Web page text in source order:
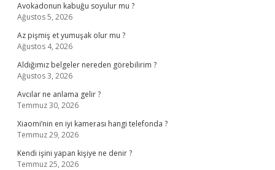
Avokadonun kabuğu soyulur mu ?
Ağustos 5, 2026
Az pişmiş et yumuşak olur mu ?
Ağustos 4, 2026
Aldığımız belgeler nereden görebilirim ?
Ağustos 3, 2026
Avcılar ne anlama gelir ?
Temmuz 30, 2026
Xiaomi’nin en iyi kamerası hangi telefonda ?
Temmuz 29, 2026
Kendi işini yapan kişiye ne denir ?
Temmuz 25, 2026